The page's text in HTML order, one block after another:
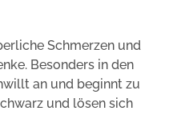
Schmerzen und
Besonders in den
an und beginnt zu
und lösen sich